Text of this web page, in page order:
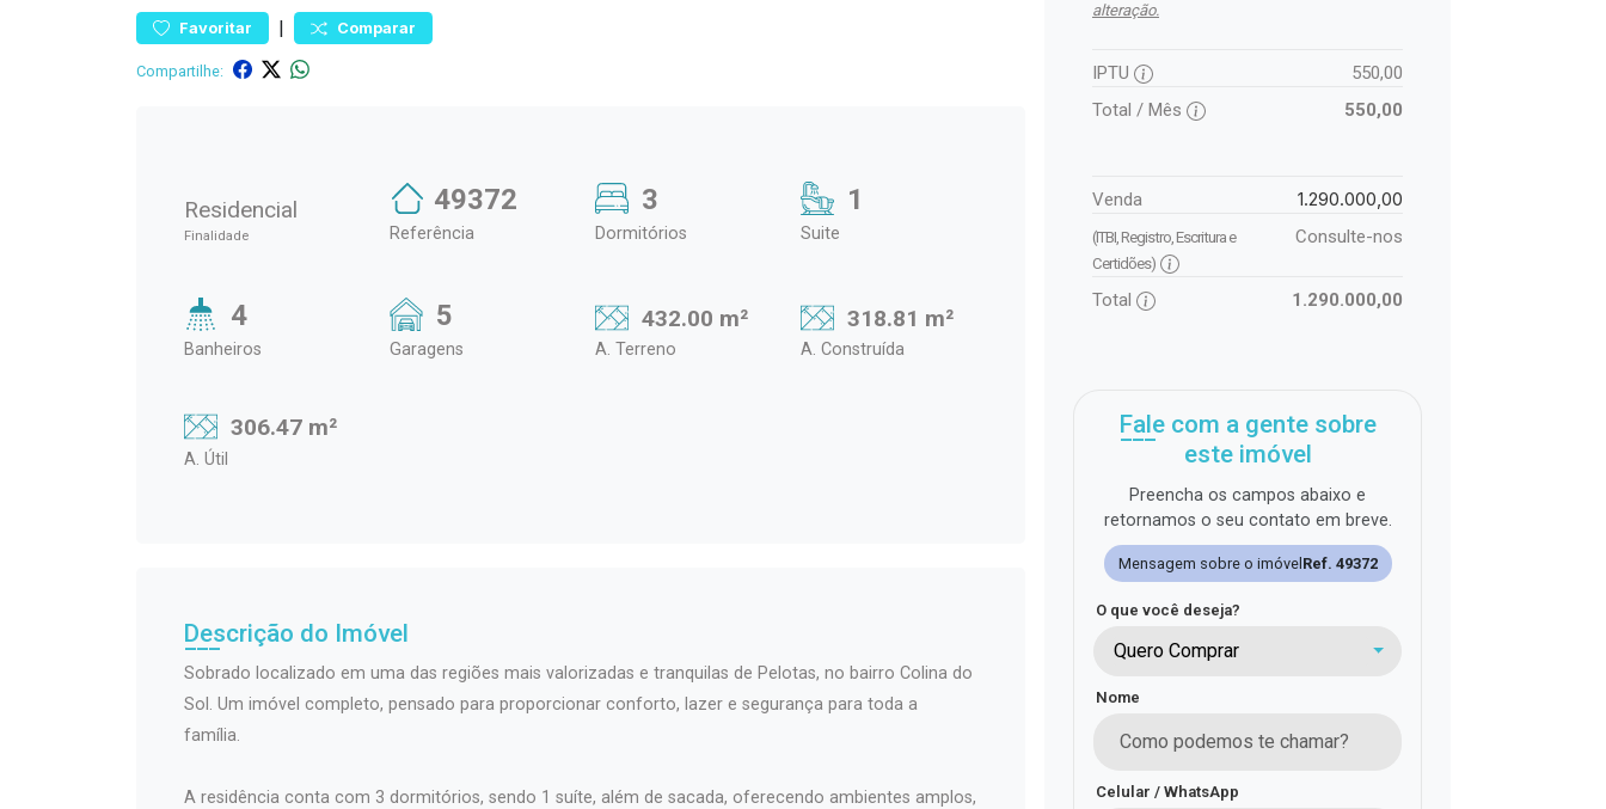
Favoritar | Comparar
Compartilhe:
Residencial
Finalidade
49372
Referência
3
Dormitórios
1
Suite
4
Banheiros
5
Garagens
432.00 m²
A. Terreno
318.81 m²
A. Construída
306.47 m²
A. Útil
Descrição do Imóvel
Sobrado localizado em uma das regiões mais valorizadas e tranquilas de Pelotas, no bairro Colina do
Sol. Um imóvel completo, pensado para proporcionar conforto, lazer e segurança para toda a
família.
A residência conta com 3 dormitórios, sendo 1 suíte, além de sacada, oferecendo ambientes amplos,
alteração.
IPTU
550,00
Total / Mês
550,00
Venda 1.290.000,00
(ITBI, Registro, Escritura e
Certidões)
Consulte-nos
Total 1.290.000,00
Fale com a gente sobre
este imóvel
Preencha os campos abaixo e
retornamos o seu contato em breve.
Mensagem sobre o imóvel Ref. 49372
O que você deseja?
Quero Comprar
Nome
Celular / WhatsApp